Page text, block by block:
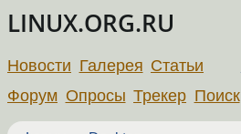
LINUX.ORG.RU
Новости Галерея Статьи
Форум Опросы Трекер Поиск